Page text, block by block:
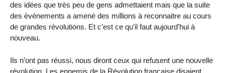
des idées que très peu de gens admettaient mais que la suite
des événements a amené des millions à reconnaitre au cours
de grandes révolutions. Et c’est ce qu’il faut aujourd’hui à
nouveau.
Ils n’ont pas réussi, nous diront ceux qui refusent une nouvelle